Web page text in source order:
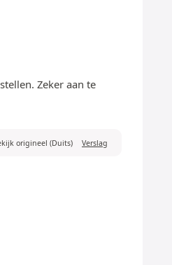
Zeker aan te
origineel (Duits) Verslag